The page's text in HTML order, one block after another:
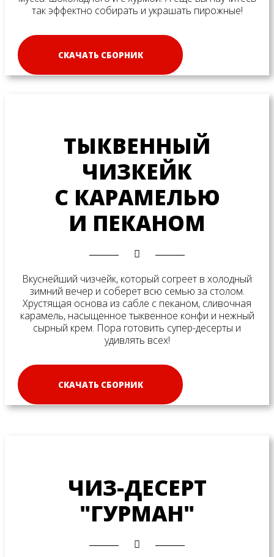
так эффектно собирать и украшать пирожные!
СКАЧАТЬ СБОРНИК
ТЫКВЕННЫЙ
ЧИЗКЕЙК
С КАРАМЕЛЬЮ
И ПЕКАНОМ
Вкуснейший чизчейк, который согреет в холодный
зимний вечер и соберет всю семью за столом.
Хрустящая основа из сабле с пеканом, сливочная
карамель, насыщенное тыквенное конфи и нежный
сырный крем. Пора готовить супер-десерты и
удивлять всех!
СКАЧАТЬ СБОРНИК
ЧИЗ-ДЕСЕРТ
"ГУРМАН"